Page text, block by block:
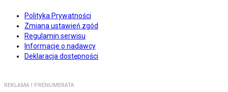
Polityka Prywatności
Zmiana ustawień zgód
Regulamin serwisu
Informacje o nadawcy
Deklaracja dostępności
REKLAMA I PRENUMERATA